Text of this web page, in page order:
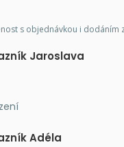
s objednávkou i dodáním
Jaroslava
Adéla